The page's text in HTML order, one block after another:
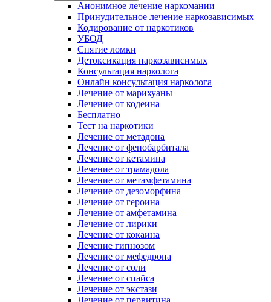
Анонимное лечение наркомании
Принудительное лечение наркозависимых
Кодирование от наркотиков
УБОД
Снятие ломки
Детоксикация наркозависимых
Консультация нарколога
Онлайн консультация нарколога
Лечение от марихуаны
Лечение от кодеина
Бесплатно
Тест на наркотики
Лечение от метадона
Лечение от фенобарбитала
Лечение от кетамина
Лечение от трамадола
Лечение от метамфетамина
Лечение от дезоморфина
Лечение от героина
Лечение от амфетамина
Лечение от лирики
Лечение от кокаина
Лечение гипнозом
Лечение от мефедрона
Лечение от соли
Лечение от спайса
Лечение от экстази
Лечение от первитина